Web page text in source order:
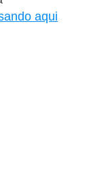
aqui